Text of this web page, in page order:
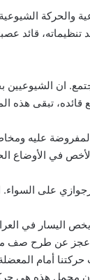
تنظيماته،
ان
تبقى هذه
عليه
في الأوضاع
على السواء.
في
عجز عن طرح صف
أمام
فان مجمل هذه هي